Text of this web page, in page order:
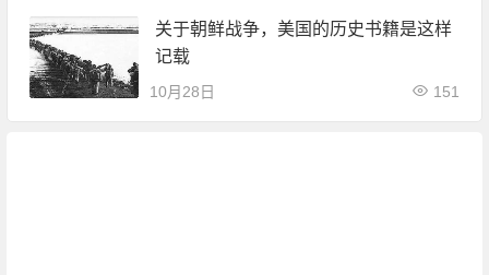
关于朝鲜战争，美国的历史书籍是这样
记载
10月28日 151